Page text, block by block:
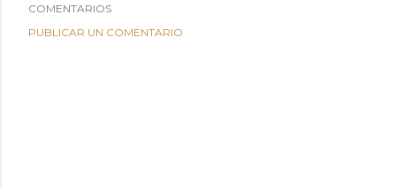
COMENTARIOS
PUBLICAR UN COMENTARIO